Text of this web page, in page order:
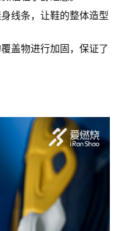
线条，让鞋的整体造型
盖物进行加固，保证了